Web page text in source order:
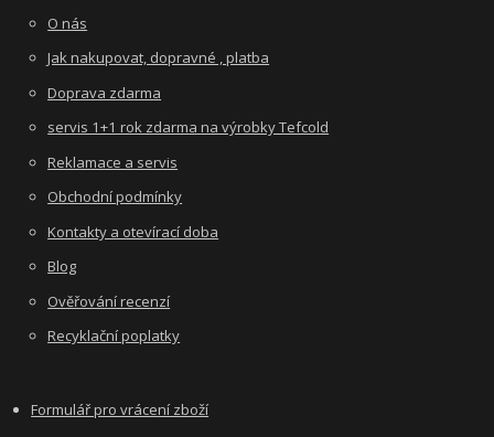
O nás
Jak nakupovat, dopravné , platba
Doprava zdarma
servis 1+1 rok zdarma na výrobky Tefcold
Reklamace a servis
Obchodní podmínky
Kontakty a otevírací doba
Blog
Ověřování recenzí
Recyklační poplatky
Formulář pro vrácení zboží